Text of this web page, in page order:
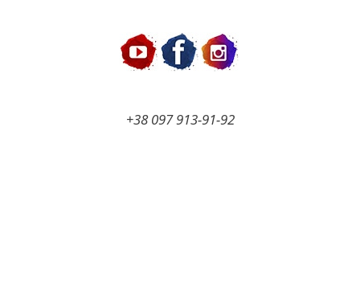
+38 097 913-91-92